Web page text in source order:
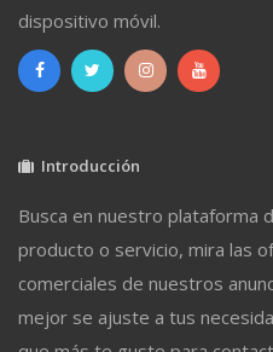
dispositivo móvil.
Introducción
Busca en nuestro plataforma
producto o servicio, mira las
comerciales de nuestros
mejor se ajuste a tus